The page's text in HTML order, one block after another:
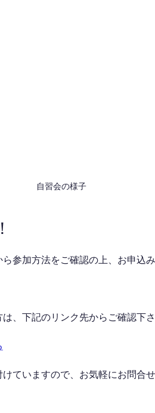
自習会の様子
参加方法をご確認の上、お申込み
、下記のリンク先からご確認下さ
ていますので、お気軽にお問合